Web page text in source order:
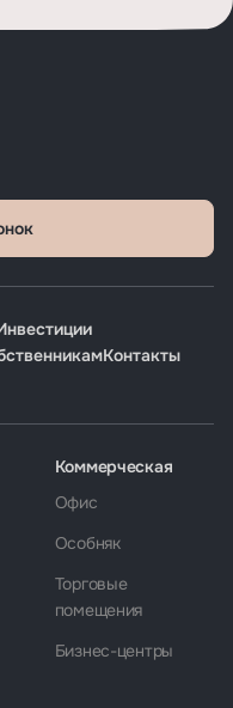
Контакты
Коммерческая
Офис
Особняк
Торговые
помещения
Бизнес-центры